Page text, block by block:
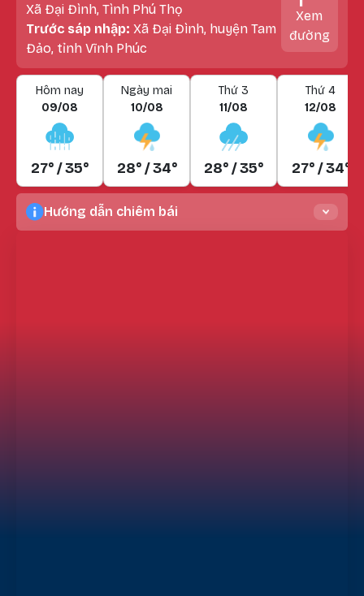
Xã Đại Đình, Tình Phú Thọ
Trước sáp nhập: Xã Đại Đình, huyện Tam
Đảo, tỉnh Vĩnh Phúc
Xem
đường
Hôm nay
09/08
27° / 35°
Ngày mai
10/08
28° / 34°
Thứ 3
11/08
28° / 35°
Thứ 4
12/08
27° / 34°
Hướng dẫn chiêm bái